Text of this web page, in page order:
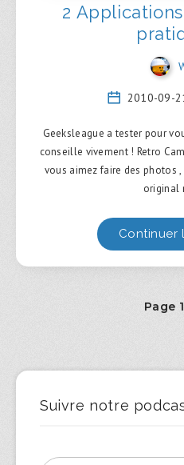
2
2010-09-
Geeksleague a tester pour
conseille vivement ! Retro
vous aimez faire des photos
original
Continuer
Page
Suivre notre